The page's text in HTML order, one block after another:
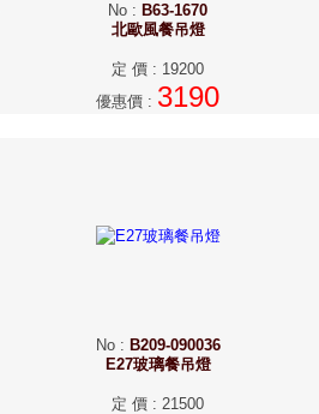
No : B63-1670
北歐風餐吊燈
定 價 : 19200
優惠價 : 3190
No: B209-090036
E27玻璃餐吊燈
定 價 : 21500